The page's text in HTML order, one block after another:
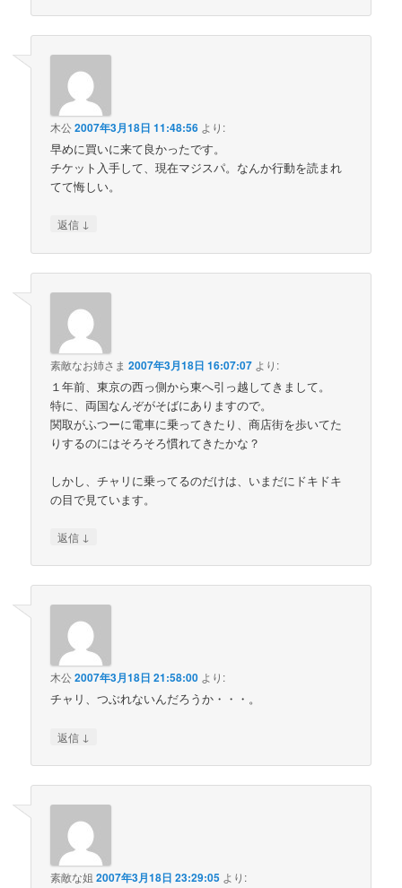
木公2007年3月18日 11:48:56 より:
早めに買いに来て良かったです。
チケット入手して、現在マジスパ。なんか行動を読まれ
てて悔しい。
返信 ↓
素敵なお姉さま 2007年3月18日 16:07:07 より:
１年前、東京の西っ側から東へ引っ越してきまして。
特に、両国なんぞがそばにありますので。
関取がふつーに電車に乗ってきたり、商店街を歩いてた
りするのにはそろそろ慣れてきたかな？
しかし、チャリに乗ってるのだけは、いまだにドキドキ
の目で見ています。
返信 ↓
木公2007年3月18日 21:58:00 より:
チャリ、つぶれないんだろうか・・・。
返信 ↓
素敵な姐 2007年3月18日 23:29:05 より: